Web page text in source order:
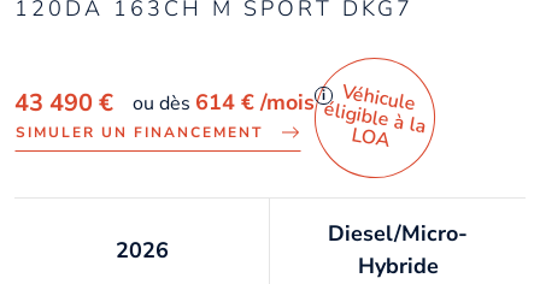
120DA 163CH M SPORT DKG7
43 490 € ou dès 614 €/mois i
SIMULER UN FINANCEMENT
Véhicule
éligible à la
LO
A
2026
Diesel/Micro-
Hybride